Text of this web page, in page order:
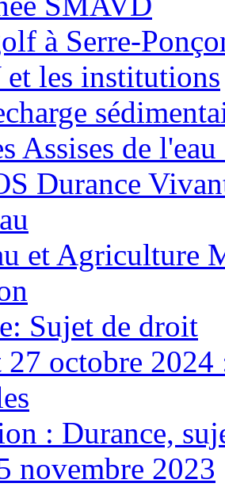
à Serre-
et les institutions
Assises de
Durance
et Agriculture
Sujet de droit
27 octobre 2024
: Durance,
novembre 2023